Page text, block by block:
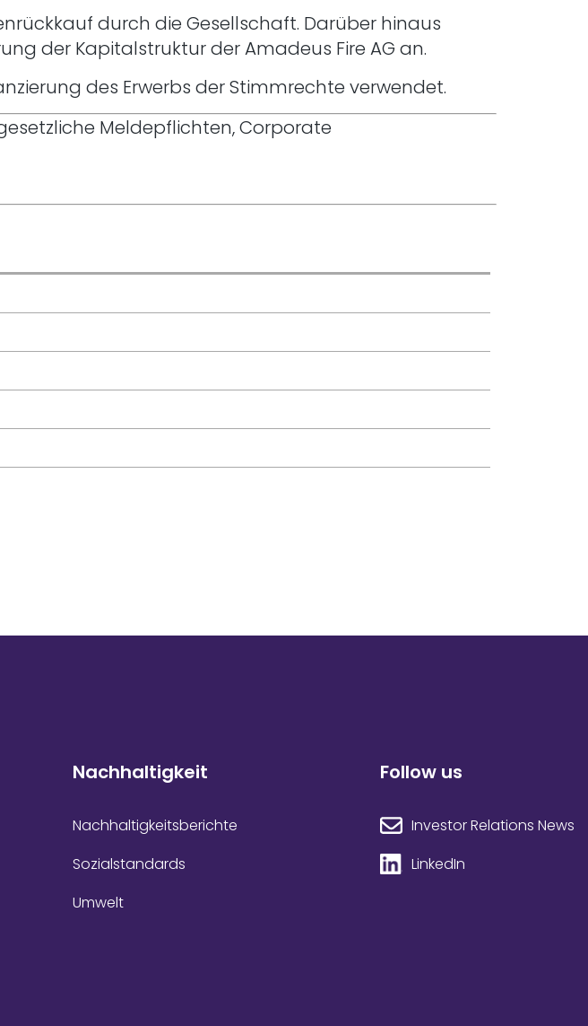
durch die Gesellschaft. Darüber hinaus
der Kapitalstruktur der Amadeus Fire AG an.
des Erwerbs der Stimmrechte verwendet.
gesetzliche Meldepflichten, Corporate
Nachhaltigkeit
Nachhaltigkeitsberichte
Sozialstandards
Umwelt
Follow us
Investor Relations News
LinkedIn